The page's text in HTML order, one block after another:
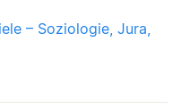
– Soziologie, Jura,